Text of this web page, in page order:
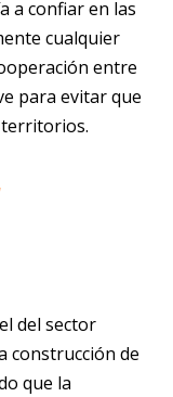
a confiar en las
cualquier
entre
para evitar que
del sector
construcción de
que la